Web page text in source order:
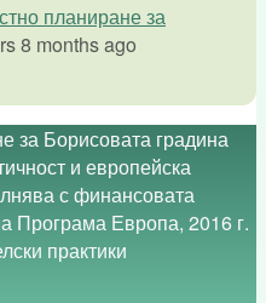
планиране за
8 months ago
за Борисовата градина
и европейска
с финансовата
Програма Европа, 2016 г.
практики